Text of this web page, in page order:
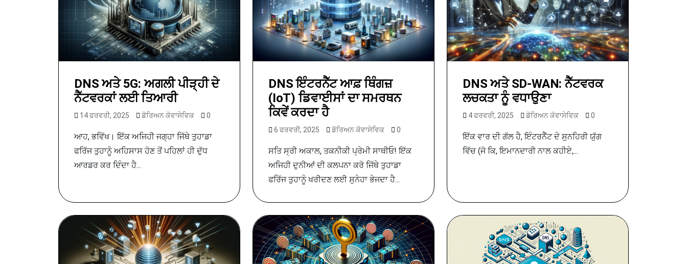
DNS ਅਤੇ 5G: ਅਗਲੀ ਪੀੜ੍ਹੀ ਦੇ
ਨੈੱਟਵਰਕਾਂ ਲਈ ਤਿਆਰੀ
14 ਫਰਵਰੀ, 2025 ਡੋਰਿਅਨ ਕੋਵਾਸੇਵਿਕ 0
ਆਹ, ਭਵਿੱਖ। ਇੱਕ ਅਜਿਹੀ ਜਗ੍ਹਾ ਜਿੱਥੇ ਤੁਹਾਡਾ
ਫਰਿੱਜ ਤੁਹਾਨੂੰ ਅਹਿਸਾਸ ਹੋਣ ਤੋਂ ਪਹਿਲਾਂ ਹੀ ਦੁੱਧ
ਆਰਡਰ ਕਰ ਦਿੰਦਾ ਹੈ...
DNS ਇੰਟਰਨੈੱਟ ਆਫ਼ ਥਿੰਗਜ਼
(IoT) ਡਿਵਾਈਸਾਂ ਦਾ ਸਮਰਥਨ
ਕਿਵੇਂ ਕਰਦਾ ਹੈ
6 ਫਰਵਰੀ, 2025 ਡੋਰਿਅਨ ਕੋਵਾਸੇਵਿਕ 0
ਸਤਿ ਸ੍ਰੀ ਅਕਾਲ, ਤਕਨੀਕੀ ਪ੍ਰੇਮੀ ਸਾਥੀਓ! ਇੱਕ
ਅਜਿਹੀ ਦੁਨੀਆਂ ਦੀ ਕਲਪਨਾ ਕਰੋ ਜਿੱਥੇ ਤੁਹਾਡਾ
ਫਰਿੱਜ ਤੁਹਾਨੂੰ ਖਰੀਦਣ ਲਈ ਸੁਨੇਹਾ ਭੇਜਦਾ ਹੈ...
DNS ਅਤੇ SD-WAN: ਨੈੱਟਵਰਕ
ਲਚਕਤਾ ਨੂੰ ਵਧਾਉਣਾ
4 ਫਰਵਰੀ, 2025 ਡੋਰਿਅਨ ਕੋਵਾਸੇਵਿਕ 0
ਇੱਕ ਵਾਰ ਦੀ ਗੱਲ ਹੈ, ਇੰਟਰਨੈੱਟ ਦੇ ਸੁਨਹਿਰੀ ਯੁੱਗ
ਵਿੱਚ (ਜੋ ਕਿ, ਇਮਾਨਦਾਰੀ ਨਾਲ ਕਹੀਏ,...